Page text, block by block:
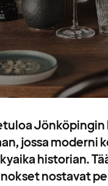
Jönköpingin
jossa moderni
historian.
nostavat